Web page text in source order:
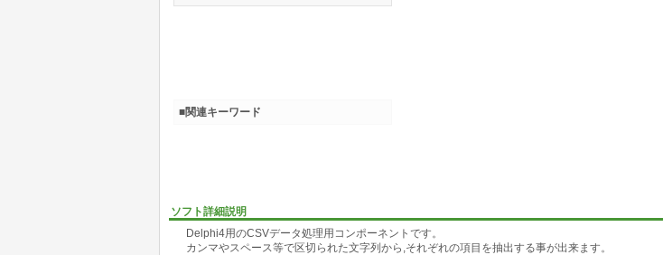
ソフト詳細説明
Delphi4用のCSVデータ処理用コンポーネントです。
カンマやスペース等で区切られた文字列から,それぞれの項目を抽出する事が出来ます。
■関連キーワード